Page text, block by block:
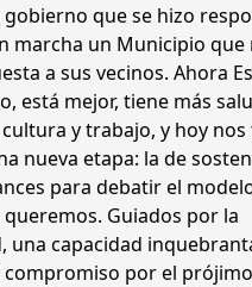
gobierno que se hizo
marcha un Municipio que
a sus vecinos. Ahora
está mejor, tiene más
y trabajo, y hoy nos
nueva etapa: la de
para debatir el
Guiados por la
una capacidad
compromiso por el